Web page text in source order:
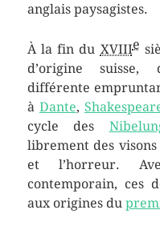
anglais paysagistes.
À la fin du XVIIIe
d’origine suisse,
différente
à Dante,
cycle des
librement des visons
et l’horreur.
contemporain, ces
aux origines du